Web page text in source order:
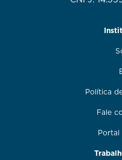
Política
Fale